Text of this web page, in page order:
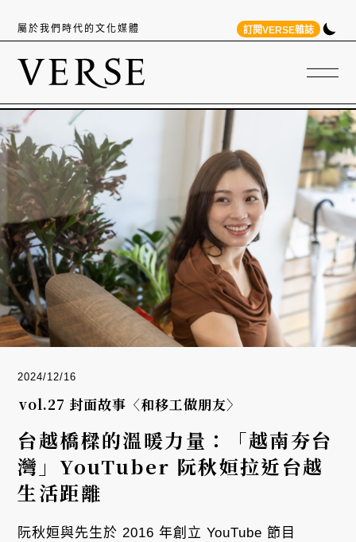
屬於我們時代的文化媒體 訂閱VERSE雜誌
2024/12/16
vol.27 封面故事〈和移工做朋友〉
台越橋樑的溫暖力量：「越南夯台
灣」YouTuber 阮秋姮拉近台越
生活距離
阮秋姮與先生於 2016 年創立 YouTube 節目